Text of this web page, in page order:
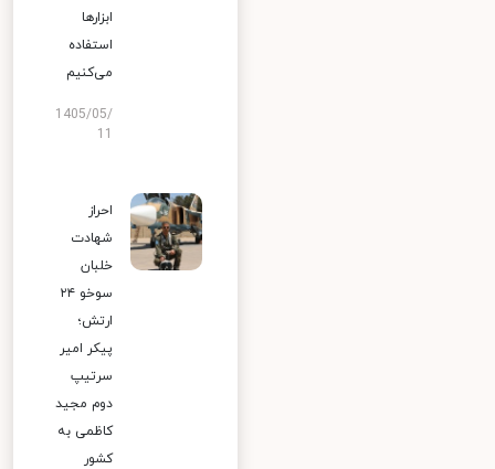
ابزارها
استفاده
می‌کنیم
1405/05/
احراز
شهادت
خلبان
سوخو ۲۴
ارتش؛
پیکر امیر
سرتیپ
دوم مجید
کاظمی به
کشور